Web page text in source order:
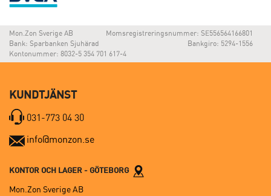
Mon.Zon Sverige AB
Momsregistreringsnummer: SE556564166801
Bank: Sparbanken Sjuhärad
Bankgiro: 5294-1556
Kontonummer: 8032-5 354 701 617-4
KUNDTJÄNST
031-773 04 30
info@monzon.se
KONTOR OCH LAGER - GÖTEBORG
Mon.Zon Sverige AB